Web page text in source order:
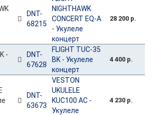
DNT-
68215
NIGHTHAWK
CONCERT EQ-A
- Укулеле
концерт
28 200 р.
DNT-
67628
FLIGHT TUC-35
BK - Укулеле
концерт
4 400 р.
DNT-
63673
VESTON
UKULELE
KUC100 AC -
Укулеле
4 230 р.